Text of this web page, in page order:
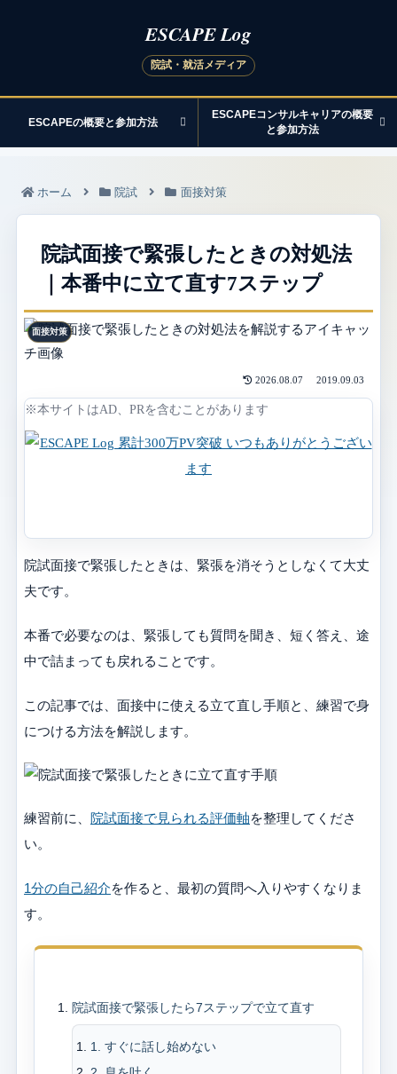
ESCAPEの概要と参加方法
ESCAPEコンサルキャリアの概要
と参加方法
ホーム 院試 面接対策
院試面接で緊張したときの対処法
｜本番中に立て直す7ステップ
面接対策
2026.08.07 2019.09.03
※本サイトはAD、PRを含むことがあります
院試面接で緊張したときは、緊張を消そうとしなくて大丈
夫です。
本番で必要なのは、緊張しても質問を聞き、短く答え、途
中で詰まっても戻れることです。
この記事では、面接中に使える立て直し手順と、練習で身
につける方法を解説します。
練習前に、 院試面接で見られる評価軸を整理してくださ
い。
1分の自己紹介を作ると、最初の質問へ入りやすくなりま
す。
院試面接で緊張したら7ステップで立て直す
1. すぐに話し始めない